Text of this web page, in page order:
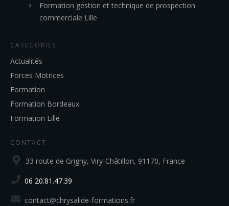
Formation gestion et technique de prospection
commerciale Lille
CATEGORIES
Actualités
Forces Motrices
Formation
Formation Bordeaux
Formation Lille
CONTACT
33 route de Grigny, Viry-Châtillon, 91170, France
06 20.81.47.39
contact@chrysalide-formations.fr